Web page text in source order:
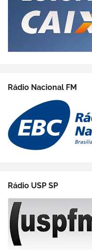
Rádio Nacional FM
Rádio USP SP